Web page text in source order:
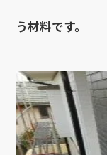
う材料です。